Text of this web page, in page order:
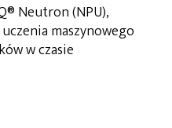
Neutron (NPU),
maszynowego
w czasie